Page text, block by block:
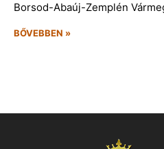
Borsod-Abaúj-Zemplén
BŐVEBBEN »